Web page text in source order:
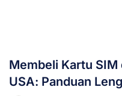
Membeli Kartu
USA: Panduan